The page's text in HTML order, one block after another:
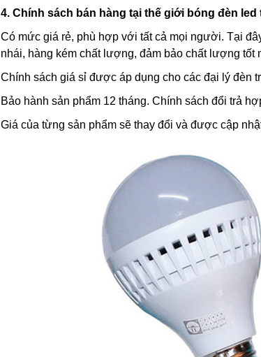
4. Chính sách bán hàng tại thế giới bóng đèn led
Có mức giá rẻ, phù hợp với tất cả mọi người. Tại
nhái, hàng kém chất lượng, đảm bảo chất lượng tốt
Chính sách giá sỉ được áp dụng cho các đại lý đèn
Bảo hành sản phẩm 12 tháng. Chính sách đổi trả
Giá của từng sản phẩm sẽ thay đổi và được cập